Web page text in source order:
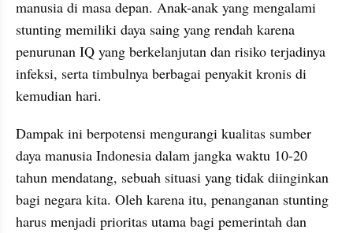
manusia di masa depan. Anak-anak yang mengalami
stunting memiliki daya saing yang rendah karena
penurunan IQ yang berkelanjutan dan risiko terjadinya
infeksi, serta timbulnya berbagai penyakit kronis di
kemudian hari.
Dampak ini berpotensi mengurangi kualitas sumber
daya manusia Indonesia dalam jangka waktu 10-20
tahun mendatang, sebuah situasi yang tidak diinginkan
bagi negara kita. Oleh karena itu, penanganan stunting
harus menjadi prioritas utama bagi pemerintah dan